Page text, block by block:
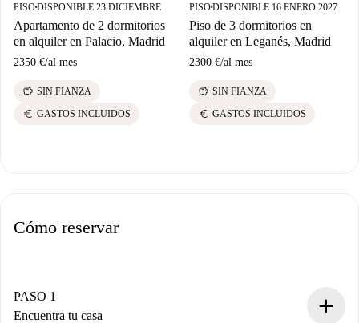
PISO■DISPONIBLE 23 DICIEMBRE
Apartamento de 2 dormitorios
en alquiler en Palacio, Madrid
2350 €/al mes
savings SIN FIANZA
euro GASTOS INCLUIDOS
PISO■DISPONIBLE 16 ENERO 2027
Piso de 3 dormitorios en
alquiler en Leganés, Madrid
2300 €/al mes
savings SIN FIANZA
euro GASTOS INCLUIDOS
Cómo reservar
PASO 1
Encuentra tu casa